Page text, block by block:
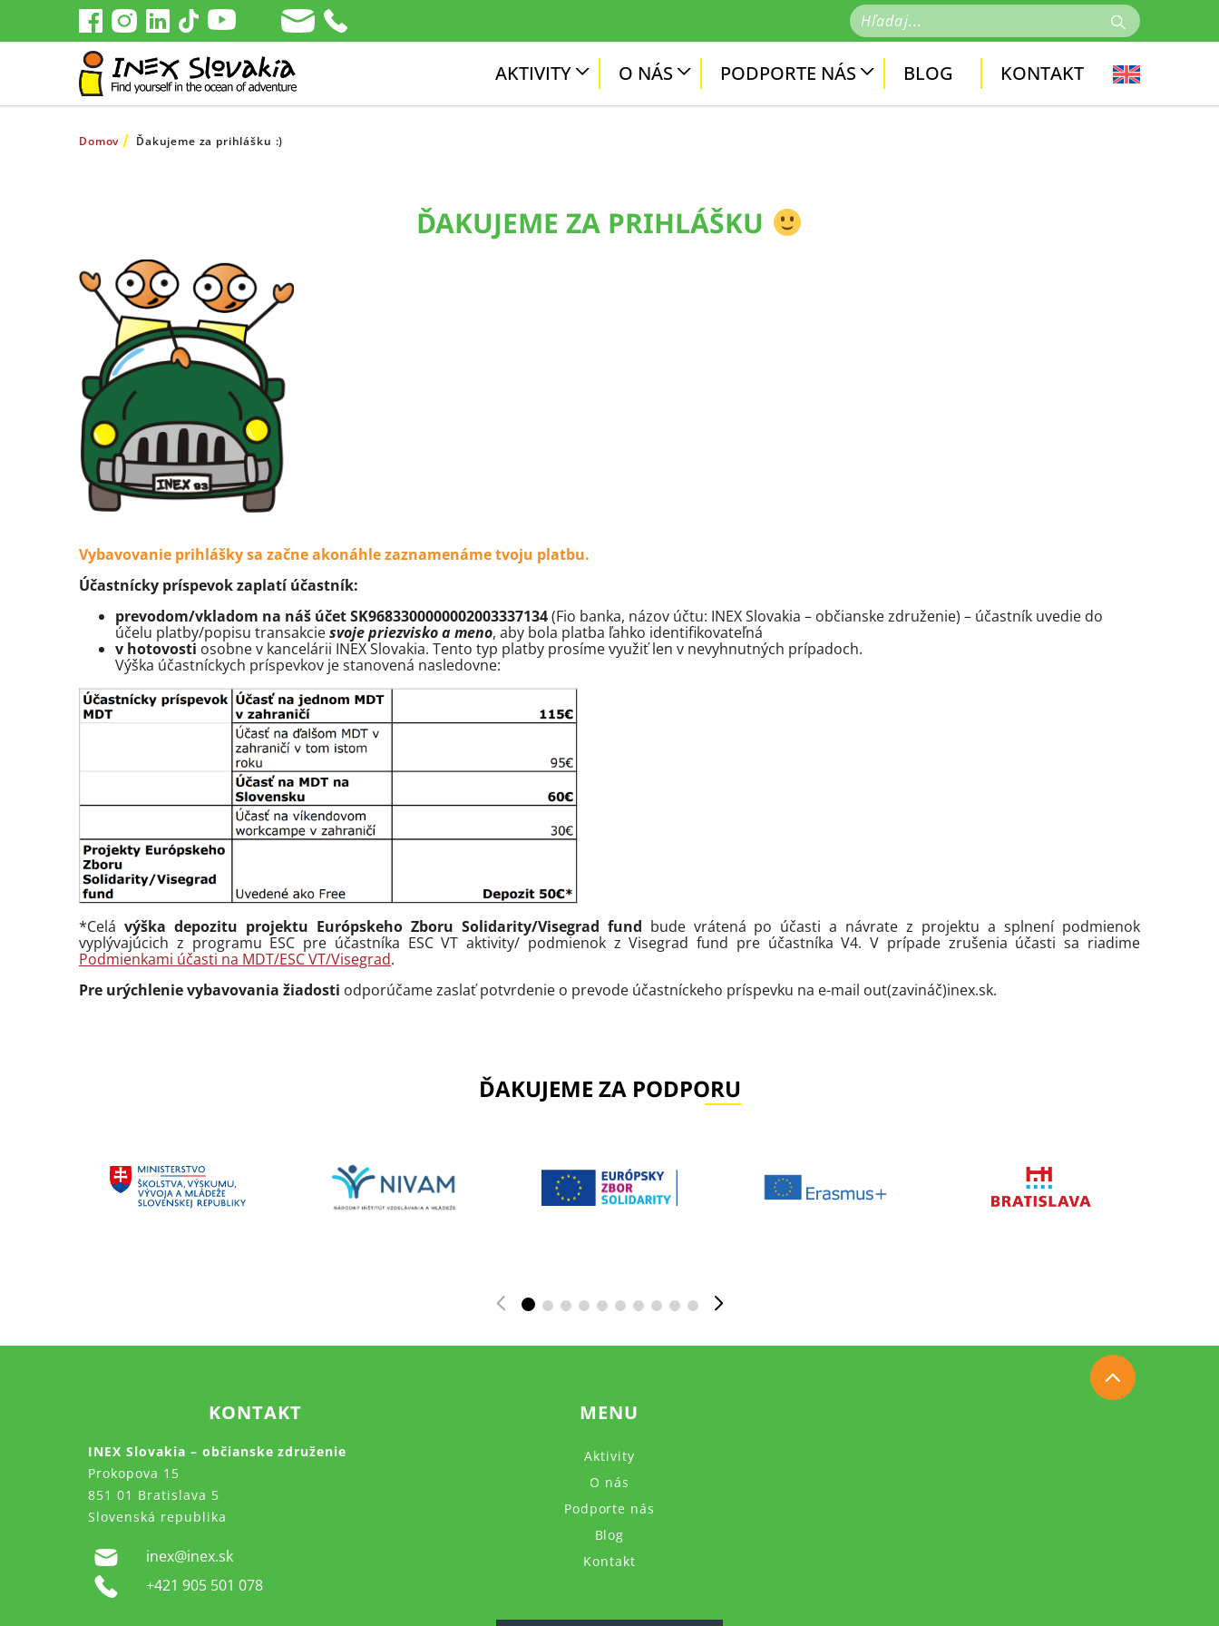
AKTIVITY O NÁS PODPORTE NÁS BLOG KONTAKT
Domov Ďakujeme za prihlášku :)
ĎAKUJEME ZA PRIHLÁŠKU
Vybavovanie prihlášky sa začne akonáhle zaznamenáme tvoju platbu.
Účastnícky príspevok zaplatí účastník:
prevodom/vkladom na náš účet SK9683300000002003337134(Fio banka, názov účtu: INEX Slovakia – občianske združenie) – účastník uvedie do
účelu platby/popisu transakciesvoje priezvisko a meno, aby bola platba ľahko identifikovateľná
v hotovosti osobne v kancelárii INEX Slovakia. Tento typ platby prosíme využiť len v nevyhnutných prípadoch.
Výška účastníckych príspevkov je stanovená nasledovne:
*Celá výška depozitu projektu Európskeho Zboru Solidarity/Visegrad fund bude vrátená po účasti a návrate z projektu a splnení podmienok
vyplývajúcich z programu ESC pre účastníka ESC VT aktivity/ podmienok z Visegrad fund pre účastníka V4. V prípade zrušenia účasti sa riadime
Podmienkami účasti na MDT/ESC VT/Visegrad.
Pre urýchlenie vybavovania žiadosti odporúčame zaslať potvrdenie o prevode účastníckeho príspevku na e-mail out(zavináč)inex.sk.
ĎAKUJEME ZA PODPORU
KONTAKT
INEX Slovakia – občianske združenie
Prokopova 15
851 01 Bratislava 5
Slovenská republika
inex@inex.sk
+421 905 501 078
MENU
Aktivity
O nás
Podporte nás
Blog
Kontakt